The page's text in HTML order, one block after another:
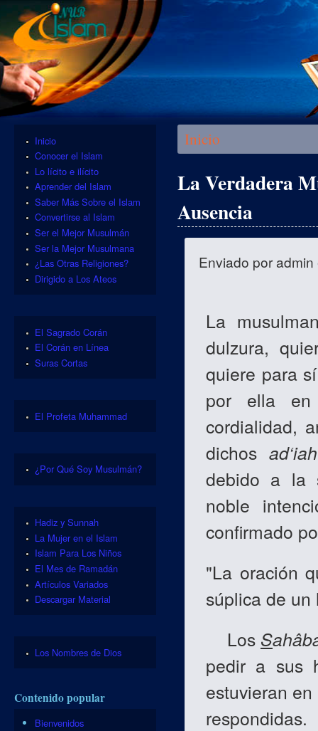
Se encuentra usted aquí
Inicio
La Verdadera
Ausencia
Enviado poradmin
La
dulzura,
quiere para
por ella
cordialidad,
dichosad‘iah
debido a la
noble
confirmado
"La oración
súplica de un
Los S
pedir a sus
estuvieran
Inicio
Conocer el Islam
Lo lícito e ilícito
Aprender del Islam
Saber Más Sobre el Islam
Convertirse al Islam
Ser el Mejor Musulmán
Ser la Mejor Musulmana
¿Las Otras Religiones?
Dirigido a Los Ateos
El Sagrado Corán
El Corán en Línea
Suras Cortas
El Profeta Muhammad
¿Por Qué Soy Musulmán?
Hadiz y Sunnah
La Mujer en el Islam
Islam Para Los Niños
El Mes de Ramadán
Artículos Variados
Descargar Material
Los Nombres de Dios
Contenido popular
Bienvenidos